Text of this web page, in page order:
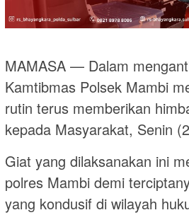
MAMASA — Dalam
Kamtibmas Polsek Mambi
rutin terus memberikan
kepada Masyarakat, Senin
Giat yang dilaksanakan ini
polres Mambi demi
yang kondusif di wilayah